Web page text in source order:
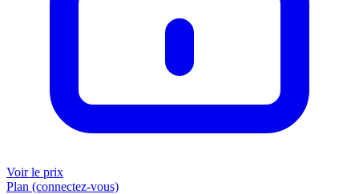
Voir le prix
Plan (connectez-vous)